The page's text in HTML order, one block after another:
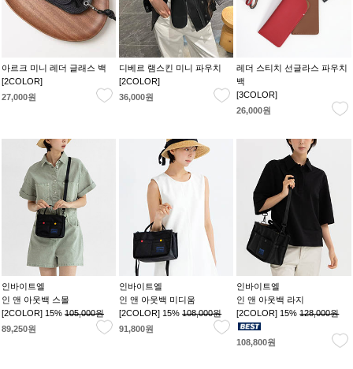
아르크 미니 레더 글래스 백
[2COLOR]
27,000원
디베르 램스킨 미니 파우치
[2COLOR]
36,000원
레더 스티치 선글라스 파우치
백
[3COLOR]
26,000원
인바이트엘
인 앤 아웃백 스몰
[2COLOR] 15% 105,000원
89,250원
인바이트엘
인 앤 아웃백 미디움
[2COLOR] 15%108,000원
91,800원
인바이트엘
인 앤 아웃백 라지
[2COLOR] 15%128,000원
108,800원